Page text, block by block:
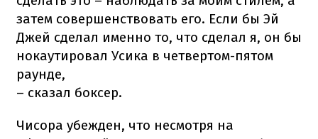
затем совершенствовать его. Если бы Эй
Джей сделал именно то, что сделал я, он бы
нокаутировал Усика в четвертом-пятом
раунде,
– сказал боксер.
Чисора убежден, что несмотря на